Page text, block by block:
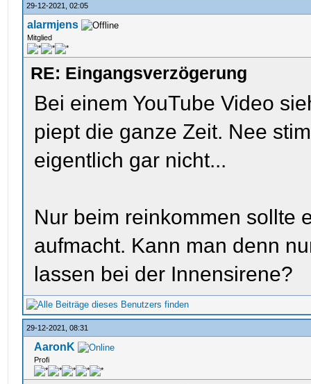
29-12-2021, 02:05
alarmjens
Mitglied
RE: Eingangsverzögerung
Bei einem YouTube Video
piept die ganze Zeit. Nee
eigentlich gar nicht...
Nur beim reinkommen sollte
aufmacht. Kann man denn
lassen bei der Innensirene?
29-12-2021, 08:31
AaronK
Profi